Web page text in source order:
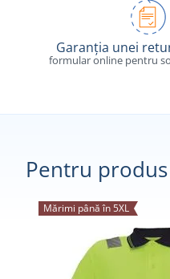
Garanția unei
formular online pentru
Pentru
Mărimi până în 5XL